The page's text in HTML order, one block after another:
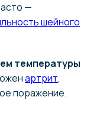
—
шейного
температуры
артрит,
поражение.